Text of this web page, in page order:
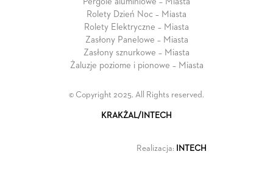
Rolety Dzień Noc – Miasta
Rolety Elektryczne – Miasta
Zasłony Panelowe – Miasta
Zasłony sznurkowe – Miasta
Żaluzje poziome i pionowe – Miasta
© Copyright 2025. All Rights reserved.
KRAKŻAL/INTECH
Realizacja: INTECH